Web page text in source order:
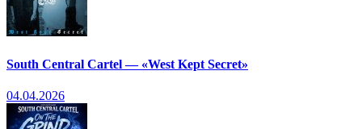
South Central Cartel — «West Kept Secret»
04.04.2026